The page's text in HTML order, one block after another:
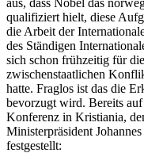
qualifiziert hielt, diese
die Arbeit der
des Ständigen
sich schon frühzeitig für
zwischenstaatlichen
hatte. Fraglos ist das die
bevorzugt wird. Bereits
Konferenz in Kristiania,
Ministerpräsident
festgestellt: